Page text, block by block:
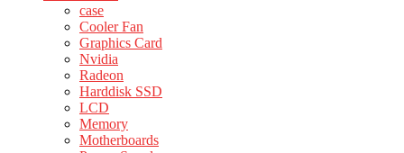
case
Cooler Fan
Graphics Card
Nvidia
Radeon
Harddisk SSD
LCD
Memory
Motherboards